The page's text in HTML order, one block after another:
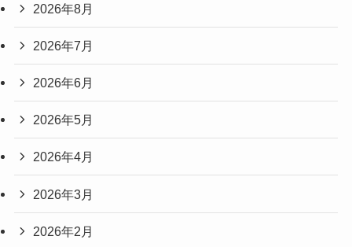
2026年8月
2026年7月
2026年6月
2026年5月
2026年4月
2026年3月
2026年2月